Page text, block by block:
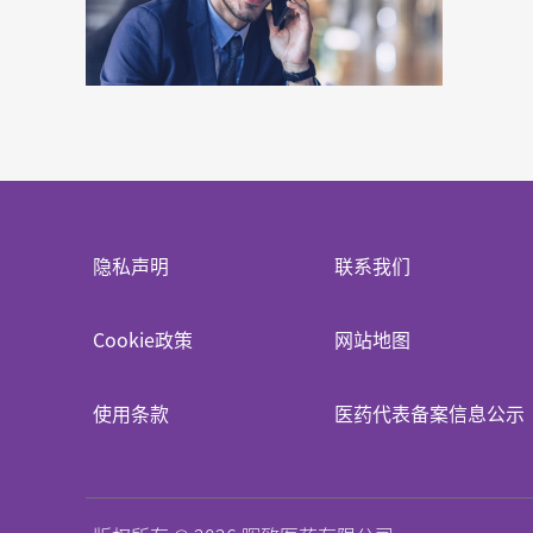
隐私声明
Cookie政策
使用条款
联系我们
网站地图
医药代表备案信息公示